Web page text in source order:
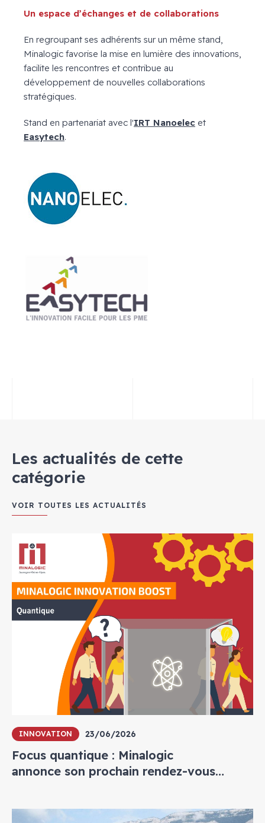
Un espace d’échanges et de collaborations
En regroupant ses adhérents sur un même stand,
Minalogic favorise la mise en lumière des innovations,
facilite les rencontres et contribue au
développement de nouvelles collaborations
stratégiques.
Stand en partenariat avec l'IRT Nanoelec et
Easytech.
Les actualités de cette
catégorie
VOIR TOUTES LES ACTUALITÉS
INNOVATION 23/06/2026
Focus quantique : Minalogic
annonce son prochain rendez-vous